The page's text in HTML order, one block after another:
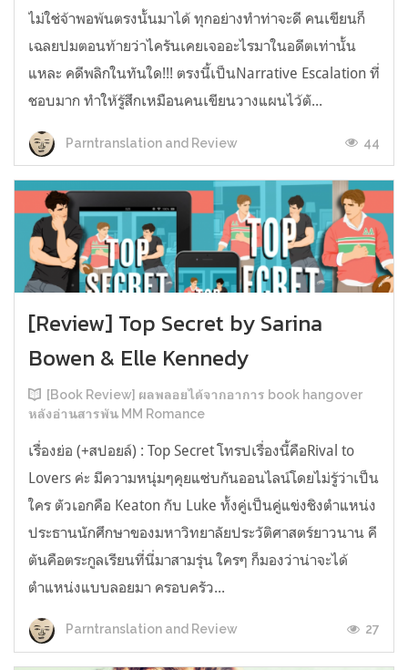
ไม่ใช่จ้าพอพ้นตรงนั้นมาได้ ทุกอย่างทำท่าจะดี คนเขียนก็
เฉลยปมตอนท้ายว่าไครันเคยเจออะไรมาในอดีตเท่านั้น
แหละ คดีพลิกในทันใด!!! ตรงนี้เป็นNarrative Escalation ที่
ชอบมาก ทำให้รู้สึกเหมือนคนเขียนวางแผนไว้ตั...
Parntranslation and Review 44
[Review] Top Secret by Sarina
Bowen & Elle Kennedy
[Book Review] ผลพลอยได้จากอาการ book hangover
หลังอ่านสารพัน MM Romance
เรื่องย่อ (+สปอยล์) : Top Secret โทรปเรื่องนี้คือRival to
Lovers ค่ะ มีความหนุ่มๆคุยแซ่บกันออนไลน์โดยไม่รู้ว่าเป็น
ใคร ตัวเอกคือ Keaton กับ Luke ทั้งคู่เป็นคู่แข่งชิงตำแหน่ง
ประธานนักศึกษาของมหาวิทยาลัยประวัติศาสตร์ยาวนาน คี
ตันคือตระกูลเรียนที่นี่มาสามรุ่น ใครๆ ก็มองว่าน่าจะได้
ตำแหน่งแบบลอยมา ครอบครัว...
Parntranslation and Review 27